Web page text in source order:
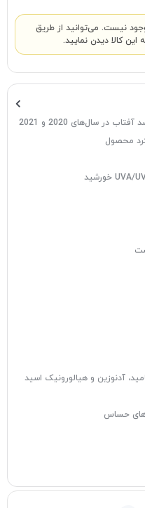
نیست. می‌توانید از طریق
این کالا دیدن نمایید.
در سال‌های 2020 و 2021
های حساس